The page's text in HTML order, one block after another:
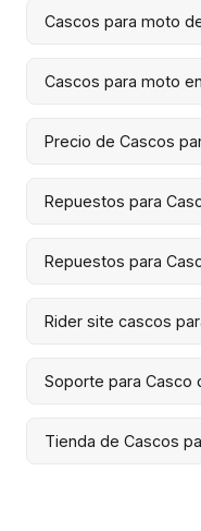
Cascos para moto
Cascos para moto
Precio de Cascos
Repuestos para
Repuestos para
Rider site cascos
Soporte para Casco
Tienda de Cascos